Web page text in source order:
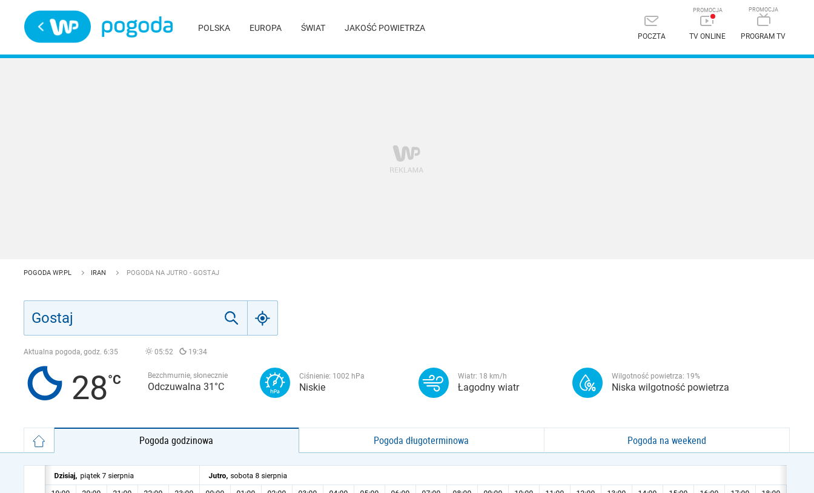
POLSKA EUROPA ŚWIAT JAKOŚĆ POWIETRZA
POCZTA TV ONLINE PROGRAM TV
POGODA WP.PL IRAN POGODA NA JUTRO - GOSTAJ
Aktualna pogoda, godz. 6:35 05:52 19:34
28 Bezchmurnie, słonecznie
Odczuwalna 31°C
Ciśnienie: 1002 hPa
Niskie
Wiatr: 18 km/h
Łagodny wiatr
Wilgotność powietrza: 19%
Niska wilgotność powietrza
Pogoda godzinowa Pogoda długoterminowa Pogoda na weekend